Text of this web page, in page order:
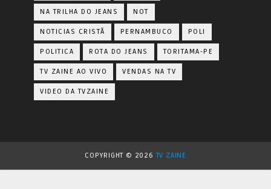
NA TRILHA DO JEANS NOT
NOTICIAS CRISTÃ PERNAMBUCO POLI
POLITICA ROTA DO JEANS TORITAMA-PE
TV ZAINE AO VIVO VENDAS NA TV
VIDEO DA TVZAINE
COPYRIGHT © 2026TV ZAINE